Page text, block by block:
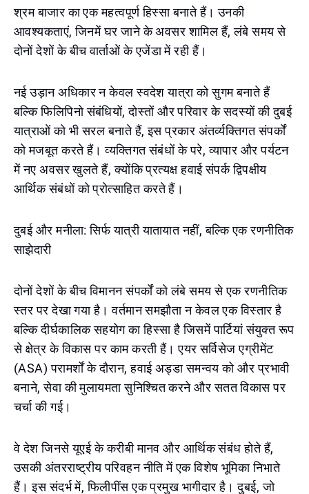
श्रम बाजार का एक महत्वपूर्ण हिस्सा बनाते हैं। उनकी
आवश्यकताएं, जिनमें घर जाने के अवसर शामिल हैं, लंबे समय से
दोनों देशों के बीच वार्ताओं के एजेंडा में रही हैं।
नई उड़ान अधिकार न केवल स्वदेश यात्रा को सुगम बनाते हैं
बल्कि फिलिपिनो संबंधियों, दोस्तों और परिवार के सदस्यों की दुबई
यात्राओं को भी सरल बनाते हैं, इस प्रकार अंतर्व्यक्तिगत संपर्कों
को मजबूत करते हैं। व्यक्तिगत संबंधों के परे, व्यापार और पर्यटन
में नए अवसर खुलते हैं, क्योंकि प्रत्यक्ष हवाई संपर्क द्विपक्षीय
आर्थिक संबंधों को प्रोत्साहित करते हैं।
दुबई और मनीला: सिर्फ यात्री यातायात नहीं, बल्कि एक रणनीतिक
साझेदारी
दोनों देशों के बीच विमानन संपर्कों को लंबे समय से एक रणनीतिक
स्तर पर देखा गया है। वर्तमान समझौता न केवल एक विस्तार है
बल्कि दीर्घकालिक सहयोग का हिस्सा है जिसमें पार्टियां संयुक्त रूप
से क्षेत्र के विकास पर काम करती हैं। एयर सर्विसेज एग्रीमेंट
(ASA) परामर्शों के दौरान, हवाई अड्डा समन्वय को और प्रभावी
बनाने, सेवा की मुलायमता सुनिश्चित करने और सतत विकास पर
चर्चा की गई।
वे देश जिनसे यूएई के करीबी मानव और आर्थिक संबंध होते हैं,
उसकी अंतरराष्ट्रीय परिवहन नीति में एक विशेष भूमिका निभाते
हैं। इस संदर्भ में, फिलीपींस एक प्रमुख भागीदार है। दुबई, जो